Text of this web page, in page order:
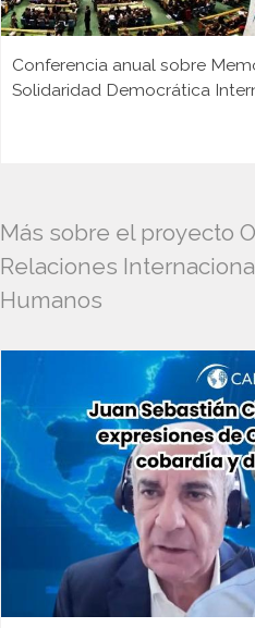
Conferencia anual sobre
Solidaridad Democrática
Más sobre el proyecto
Relaciones
Humanos